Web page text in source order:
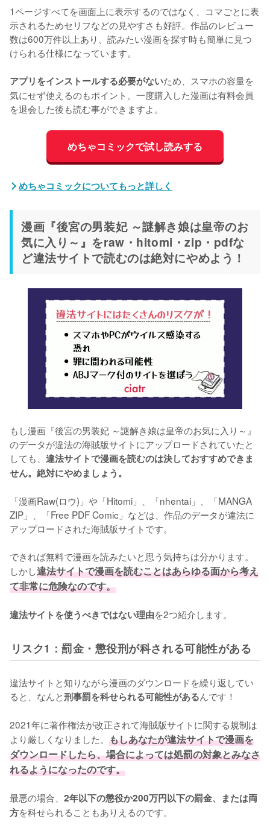
1ページすべてを画面上に表示するのではなく、コマごとに表
示されるためセリフなどの見やすさも好評。作品のレビュー
数は600万件以上あり、読みたい漫画を探す時も簡単に見つ
けられる仕様になっています。
アプリをインストールする必要がないため、スマホの容量を
気にせず使えるのもポイント。一度購入した漫画は有料会員
を退会した後も読む事ができますよ。
めちゃコミックで試し読みする
めちゃコミックについてもっと詳しく
漫画『後宮の男装妃 ～謎解き娘は皇帝のお
気に入り～』をraw・hitomi・zip・pdfな
ど違法サイトで読むのは絶対にやめよう！
もし漫画『後宮の男装妃 ～謎解き娘は皇帝のお気に入り～』
のデータが違法の海賊版サイトにアップロードされていたと
しても、 違法サイトで漫画を読むのは決しておすすめできま
せん。絶対にやめましょう。
「漫画Raw(ロウ)」や「Hitomi」、「nhentai」、「MANGA
ZIP」、「Free PDF Comic」などは、作品のデータが違法に
アップロードされた海賊版サイトです。
できれば無料で漫画を読みたいと思う気持ちは分かります。
しかし違法サイトで漫画を読むことはあらゆる面から考え
て非常に危険なのです。
違法サイトを使うべきではない理由を2つ紹介します。
リスク1：罰金・懲役刑が科される可能性がある
違法サイトと知りながら漫画のダウンロードを繰り返してい
ると、なんと刑事罰を科せられる可能性があるんです！
2021年に著作権法が改正されて海賊版サイトに関する規制は
より厳しくなりました。 もしあなたが違法サイトで漫画を
ダウンロードしたら、場合によっては処罰の対象とみなさ
れるようになったのです。
最悪の場合、 2年以下の懲役か200万円以下の罰金、または両
方を科せられることもありえるのです。